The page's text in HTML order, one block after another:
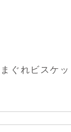
ぐれビスケ